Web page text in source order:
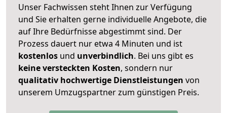
Unser Fachwissen steht Ihnen zur Verfügung
und Sie erhalten gerne individuelle Angebote, die
auf Ihre Bedürfnisse abgestimmt sind. Der
Prozess dauert nur etwa 4 Minuten und ist
kostenlos und unverbindlich. Bei uns gibt es
keine versteckten Kosten, sondern nur
qualitativ hochwertige Dienstleistungen von
unserem Umzugspartner zum günstigen Preis.